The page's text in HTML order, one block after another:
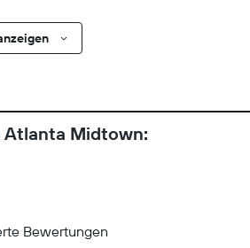
Atlanta Midtown:
Bewertungen